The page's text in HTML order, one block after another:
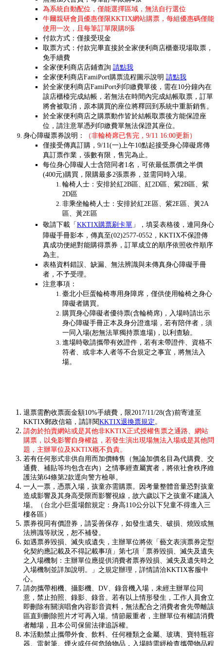
為系統自動配位，僅能選擇區域，無法自行選位
牛爾親研會員優惠僅限KKTIX網站購票，每組優惠碼僅能
使用一次，且 每筆訂單限購8張
付款方式：僅接受現金
取票方式：付款完畢直接於全家便利商店櫃臺現場取票，
免手續費
全家便利商店店鋪查詢 請點我
全家便利商店FamiPort購票流程圖示說明 請點我
於全家便利商店FamiPort列印繳費單後，需在10分鐘內在
該店櫃檯完成結帳，若無法在時間內完成結帳取票，訂單
將會被取消，原本購買的座位將釋回到系統中重新銷售。
於全家便利商店之購票動作皆於結帳取票後方能保證座
位，請注意單憑列印繳費單無法保證其座位。
身心障礙票券說明：
（非輪椅席已售完，9/11 16:00更新）
僅接受傳真訂購，9/11(一)上午10點起接受身心障礙席傳
真訂票作業，張數有限，售完為止。
每位身心障礙人士含陪同者1名，可依最低票價之半價
(400元)購買，限購最多2張票券，並需同時入場。
輪椅人士：安排於紅2B區、紅2D區、紫2B區、紫
2D區
非乘坐輪椅人士：安排於紅2E區 、紫2E區 、黃2A
區、黃2E區
敬請下載「 KKTIX購票刷卡單 」 ， 填妥表格後，連同身心
障礙手冊影本，傳真至(02)2577-0552，KKTIX不保證傳
真成功便絕對能購得票券，訂單成立的順序依照收件順序
為主。
表格資料錯誤、缺漏、無法辨識與未傳真身心障礙手冊
者，不予受理。
注意事項：
臺北小巨蛋輪椅專用身障席，僅供使用輪椅之身心
障礙者購買。
購買身心障礙者優待票(含輪椅席)，入場時請出示
身心障礙手冊正本及身分證進場，若有陪伴者，須
一同入場(恕無法單獨持票進場)，以利查驗。
進場時敬請攜帶有效證件，若有未帶證件、資格不
符者、或非本人者等不合規定之事宜，將無法入
場。
退票需酌收票面金額10%手續費，限2017/11/28(含)前寄達至
KKTIX郵政信箱，請詳閱KKTIX退換票規定 。
請勿於拍賣網站或是其他非KKTIX正式授權售票之通路、網站
購票，以免影響自身權益，若發生演出現場無法入場或是其他問
題，主辦單位及KKTIX概不負責。
若有任何形式非供自用而加價轉售（無論加價名目為代購費、交
通費、補貼等均包含在內）之情事經查屬實者，將依社會秩序維
護法第64條第2款逕向警方檢舉。
一人一票，憑票入場，孩童亦需購票。因考量整體音量恐對孩童
造成影響及其身高受限而影響視線，故六歲以下之孩童不建議入
場。（台北小巨蛋場館規定：身高110公分以下兒童不得進入三
樓各區）
票券視同有價證券，請妥善保存，如發生遺失、破損、燒毀或無
法辨識等狀況，恕不補發。
如遇票券毀損、滅失或遺失，主辦單位將依「藝文表演票券定型
化契約應記載及不得記載事項」第七項「票券毀損、滅失及遺失
之入場機制：主辦單位應提供消費者票券毀損、滅失及遺失時之
入場機制並詳加說明。」之規定辦理，詳情請洽KKTIX客服中
心。
請勿攜帶相機、攝影機、DV、錄音機入場，未經主辦單位同
意，禁止拍照、錄影、錄音。若有以上情形發生，工作人員會立
即刪除有關演唱會內容影音資料，無法配合之消費者會先帶離該
區直到刪除照片才可再入場。情節嚴重者，主辦單位有權請消費
者離場，且本公司保留法律追訴權。
本活動禁止攜帶外食、飲料、任何種類之金屬、玻璃、寶特瓶容
器、雷射筆、煙火或任何危險物品，入場時需經檢查攜帶物品程